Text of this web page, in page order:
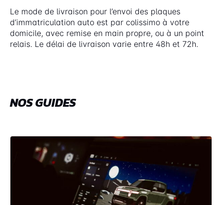
Le mode de livraison pour l’envoi des plaques
d’immatriculation auto est par colissimo à votre
domicile, avec remise en main propre, ou à un point
relais. Le délai de livraison varie entre 48h et 72h.
NOS GUIDES